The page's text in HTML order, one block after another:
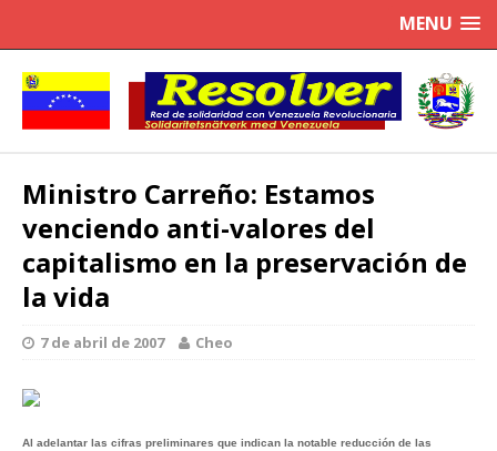
MENU
Ministro Carreño: Estamos
venciendo anti-valores del
capitalismo en la preservación de
la vida
7 de abril de 2007 Cheo
Al adelantar las cifras preliminares que indican la notable reducción de las